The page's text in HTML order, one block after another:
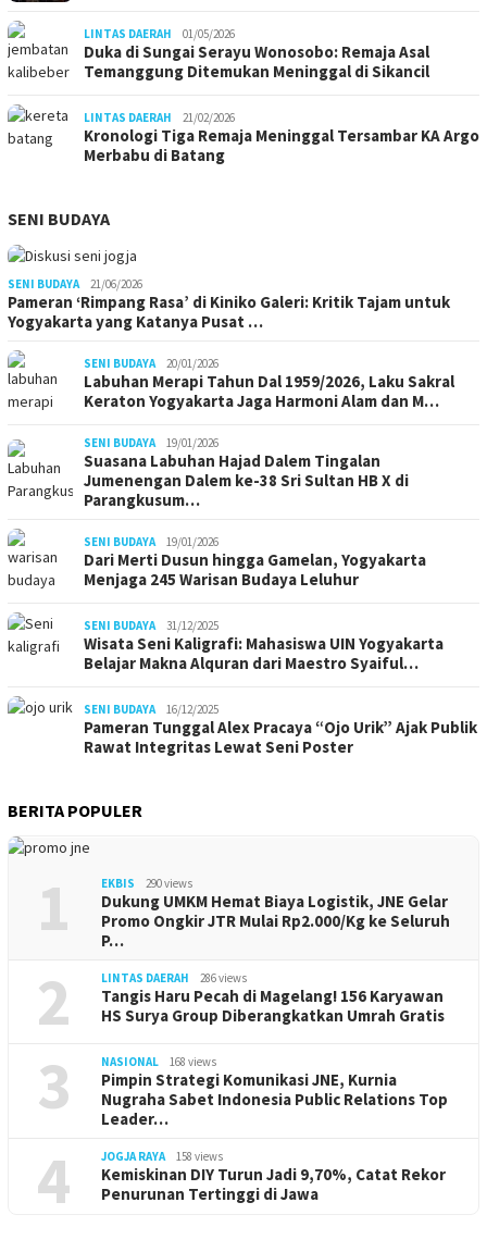
LINTAS DAERAH 01/05/2026
Duka di Sungai Serayu Wonosobo: Remaja Asal
Temanggung Ditemukan Meninggal di Sikancil
LINTAS DAERAH 21/02/2026
Kronologi Tiga Remaja Meninggal Tersambar KA Argo
Merbabu di Batang
SENI BUDAYA
SENI BUDAYA 21/06/2026
Pameran ‘Rimpang Rasa’ di Kiniko Galeri: Kritik Tajam untuk
Yogyakarta yang Katanya Pusat …
SENI BUDAYA 20/01/2026
Labuhan Merapi Tahun Dal 1959/2026, Laku Sakral
Keraton Yogyakarta Jaga Harmoni Alam dan M…
SENI BUDAYA 19/01/2026
Suasana Labuhan Hajad Dalem Tingalan
Jumenengan Dalem ke-38 Sri Sultan HB X di
Parangkusum…
SENI BUDAYA 19/01/2026
Dari Merti Dusun hingga Gamelan, Yogyakarta
Menjaga 245 Warisan Budaya Leluhur
SENI BUDAYA 31/12/2025
Wisata Seni Kaligrafi: Mahasiswa UIN Yogyakarta
Belajar Makna Alquran dari Maestro Syaiful…
SENI BUDAYA 16/12/2025
Pameran Tunggal Alex Pracaya “Ojo Urik” Ajak Publik
Rawat Integritas Lewat Seni Poster
BERITA POPULER
1 EKBIS 290 views
Dukung UMKM Hemat Biaya Logistik, JNE Gelar
Promo Ongkir JTR Mulai Rp2.000/Kg ke Seluruh
P…
2 LINTAS DAERAH 286 views
Tangis Haru Pecah di Magelang! 156 Karyawan
HS Surya Group Diberangkatkan Umrah Gratis
3 NASIONAL 168 views
Pimpin Strategi Komunikasi JNE, Kurnia
Nugraha Sabet Indonesia Public Relations Top
Leader…
4 JOGJA RAYA 158 views
Kemiskinan DIY Turun Jadi 9,70%, Catat Rekor
Penurunan Tertinggi di Jawa